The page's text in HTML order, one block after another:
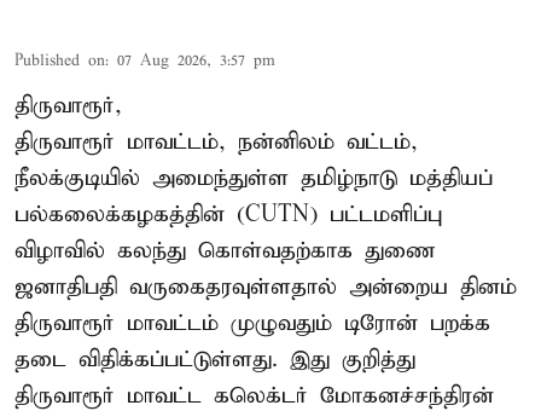
Published on: 07 Aug 2026, 3:57 pm
திருவாரூர்,
திருவாரூர் மாவட்டம், நன்னிலம் வட்டம்,
நீலக்குடியில் அமைந்துள்ள தமிழ்நாடு மத்தியப்
பல்கலைக்கழகத்தின் (CUTN) பட்டமளிப்பு
விழாவில் கலந்து கொள்வதற்காக துணை
ஜனாதிபதி வருகைதரவுள்ளதால் அன்றைய தினம்
திருவாரூர் மாவட்டம் முழுவதும் டிரோன் பறக்க
தடை விதிக்கப்பட்டுள்ளது. இது குறித்து
திருவாரூர் மாவட்ட கலெக்டர் மோகனச்சந்திரன்